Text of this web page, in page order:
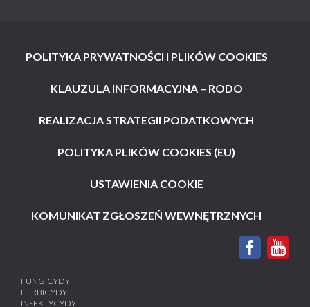
POLITYKA PRYWATNOŚCI I PLIKÓW COOKIES
KLAUZULA INFORMACYJNA – RODO
REALIZACJA STRATEGII PODATKOWYCH
POLITYKA PLIKÓW COOKIES (EU)
USTAWIENIA COOKIE
KOMUNIKAT ZGŁOSZEŃ WEWNĘTRZNYCH
FUNGICYDY
HERBICYDY
INSEKTYCYDY